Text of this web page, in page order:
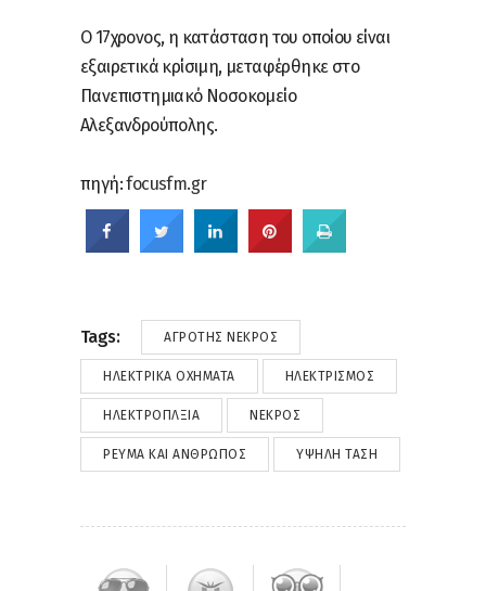
Ο 17χρονος, η κατάσταση του οποίου είναι
εξαιρετικά κρίσιμη, μεταφέρθηκε στο
Πανεπιστημιακό Νοσοκομείο
Αλεξανδρούπολης.
πηγή:focusfm.gr
Tags: ΑΓΡΌΤΗΣ ΝΕΚΡΌΣ
ΗΛΕΚΤΡΙΚΑ ΟΧΉΜΑΤΑ ΗΛΕΚΤΡΙΣΜΌΣ
ΗΛΕΚΤΡΟΠΛΞΊΑ ΝΕΚΡΌΣ
ΡΕΎΜΑ ΚΑΙ ΆΝΘΡΩΠΟΣ ΥΨΗΛΉ ΤΆΣΗ